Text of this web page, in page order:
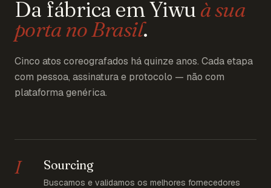
Da fábrica em Yiwu à sua
porta no Brasil.
Cinco atos coreografados há quinze anos. Cada etapa
com pessoa, assinatura e protocolo — não com
plataforma genérica.
I Sourcing
Buscamos e validamos os melhores fornecedores